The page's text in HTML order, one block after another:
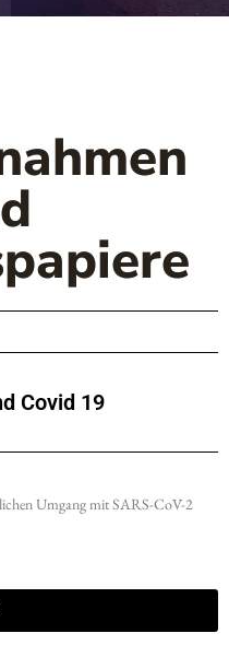
Covid 19
Umgang mit SARS-CoV-2